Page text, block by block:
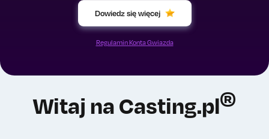
Dowiedz się więcej
Regulamin Konta Gwiazda
Witaj na Casting.pl®